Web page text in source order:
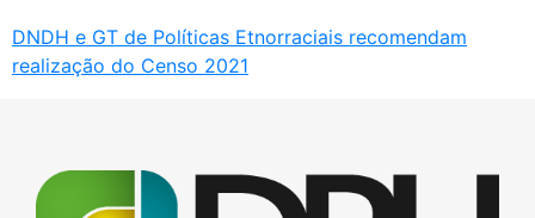
DNDH e GT de Políticas Etnorraciais recomendam
realização do Censo 2021